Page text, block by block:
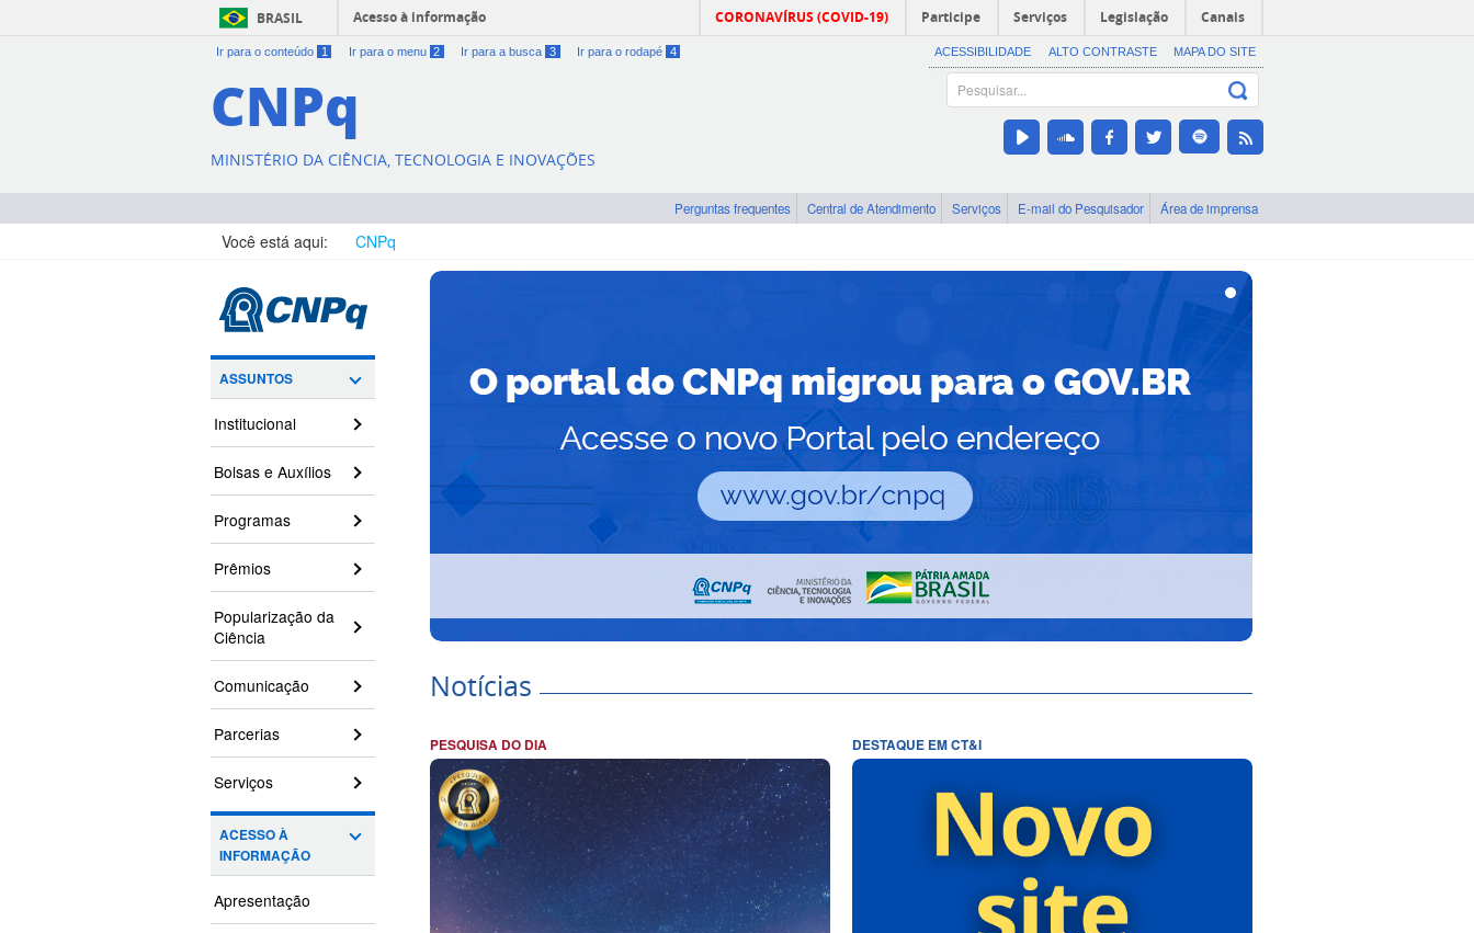
BRASIL Acesso à informação CORONAVÍRUS (COVID-19) Participe Serviços Legislação Canais
Ir para o conteúdo 1 Ir para o menu 2 Ir para a busca 3 Ir para o rodapé 4 ACESSIBILIDADE ALTO CONTRASTE MAPA DO SITE
CNPq
MINISTÉRIO DA CIÊNCIA, TECNOLOGIA E INOVAÇÕES
Perguntas frequentes Central de Atendimento Serviços E-mail do Pesquisador Área de imprensa
Você está aqui: CNPq
ASSUNTOS
Institucional
Bolsas e Auxílios
Programas
Prêmios
Popularização da
Ciência
Comunicação
Parcerias
Serviços
ACESSO À
INFORMAÇÃO
Apresentação
‹ ›
Notícias
PESQUISA DO DIA DESTAQUE EM CT&I